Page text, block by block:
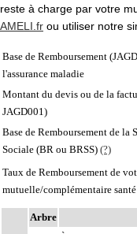
reste à charge par votre
AMELI.fr ou utiliser notre
Base de Remboursement
l'assurance maladie
Montant du devis ou de la
JAGD001)
Base de Remboursement de la
Sociale (BR ou BRSS) (?)
Taux de Remboursement de
mutuelle/complémentaire santé
Arbre